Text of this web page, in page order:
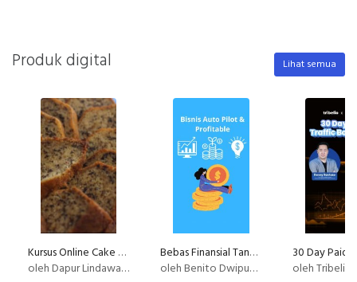
Produk digital Lihat semua
Kursus Online Cake Pisang Gebus Dapur Lindawaty
oleh Dapur Lindawaty
Bebas Finansial Tanpa Kerja Setiap Hari
oleh Benito Dwiputra
oleh Tribelio X